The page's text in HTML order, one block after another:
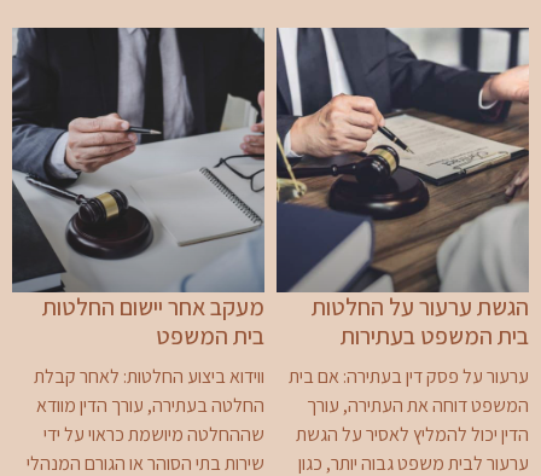
הגשת ערעור על החלטות
בית המשפט בעתירות
ערעור על פסק דין בעתירה: אם בית
המשפט דוחה את העתירה, עורך
הדין יכול להמליץ לאסיר על הגשת
ערעור לבית משפט גבוה יותר, כגון
מעקב אחר יישום החלטות
בית המשפט
ווידוא ביצוע החלטות: לאחר קבלת
החלטה בעתירה, עורך הדין מוודא
שההחלטה מיושמת כראוי על ידי
שירות בתי הסוהר או הגורם המנהלי